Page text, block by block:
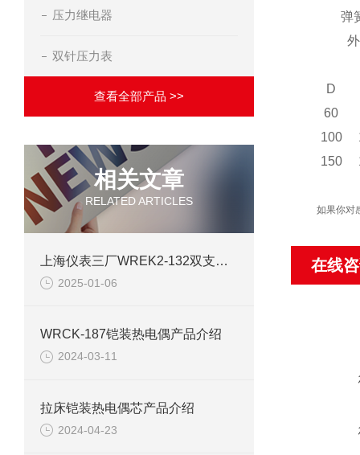
压力继电器
双针压力表
查看全部产品 >>
相关文章
RELATED ARTICLES
上海仪表三厂WREK2-132双支铠装热电偶
2025-01-06
WRCK-187铠装热电偶产品介绍
2024-03-11
拉床铠装热电偶芯产品介绍
2024-04-23
弹
D
60
100
150
如果你对
在线